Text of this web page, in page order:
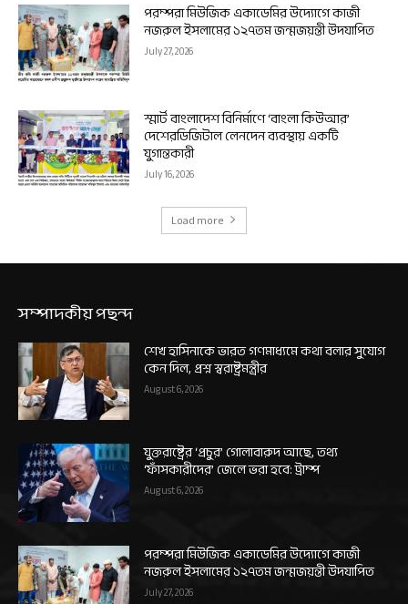
পরম্পরা মিউজিক একাডেমির উদ্যোগে কাজী
নজরুল ইসলামের ১২৭তম জন্মজয়ন্তী উদযাপিত
July 27, 2026
স্মার্ট বাংলাদেশ বিনির্মাণে ‘বাংলা কিউআর’
দেশেরডিজিটাল লেনদেন ব্যবস্থায় একটি
যুগান্তকারী
July 16, 2026
Load more
সম্পাদকীয় পছন্দ
শেখ হাসিনাকে ভারত গণমাধ্যমে কথা বলার সুযোগ
কেন দিল, প্রশ্ন স্বরাষ্ট্রমন্ত্রীর
August 6, 2026
যুক্তরাষ্ট্রের ‘প্রচুর’ গোলাবারুদ আছে, তথ্য
‘ফাঁসকারীদের’ জেলে ভরা হবে: ট্রাম্প
August 6, 2026
পরম্পরা মিউজিক একাডেমির উদ্যোগে কাজী
নজরুল ইসলামের ১২৭তম জন্মজয়ন্তী উদযাপিত
July 27, 2026